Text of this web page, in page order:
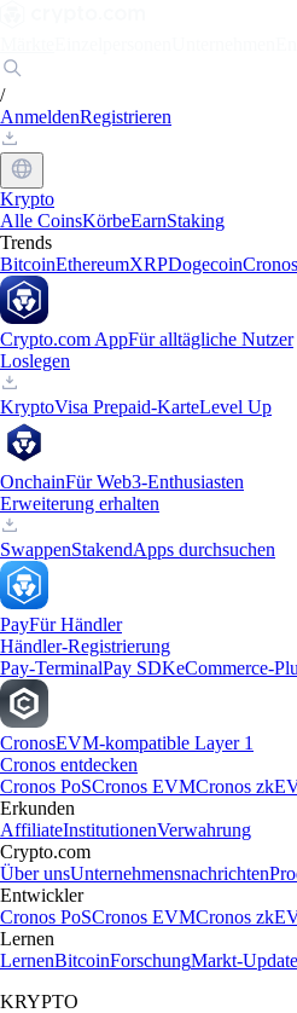
/
AnmeldenRegistrieren
Krypto
Alle CoinsKörbeEarnStaking
Trends
BitcoinEthereumXRPDogecoinCronos
Crypto.com AppFür alltägliche Nutzer
Loslegen
KryptoVisa Prepaid-KarteLevel Up
OnchainFür Web3-Enthusiasten
Erweiterung erhalten
SwappenStakendApps durchsuchen
PayFür Händler
Händler-Registrierung
Pay-TerminalPay SDKeCommerce-
CronosEVM-kompatible Layer 1
Cronos entdecken
Cronos PoSCronos EVMCronos
Erkunden
AffiliateInstitutionenVerwahrung
Crypto.com
Über unsUnternehmensnachrichten
Entwickler
Cronos PoSCronos EVMCronos
Lernen
LernenBitcoinForschungMarkt-
KRYPTO